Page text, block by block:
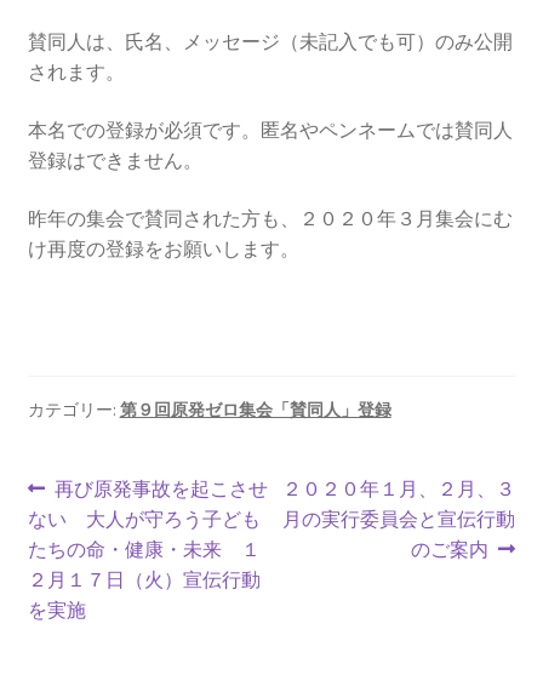
き 集会
2017.3.12 第6回原発ゼロへのカウントダウンinかわさ
き 集会
2018.3.11 第７回原発ゼロへのカウントダウンinかわ
さき集会
2023.3.12 第12回原発ゼロへのカウントダウンinかわ
2023.6.25（日）映画「原発をとめた裁判長 そして
原発をとめる農家たち」上映会を開催
2023.10.8 原発ゼロへのカウントダウンinかわさき
講演会開催
賛同人は、氏名、メッセージ（未記入でも可）のみ公開
されます。
本名での登録が必須です。匿名やペンネームでは賛同人
登録はできません。
昨年の集会で賛同された方も、２０２０年３月集会にむ
け再度の登録をお願いします。
カテゴリー: 第９回原発ゼロ集会「賛同人」登録
投
稿
ナ
ビ
前
の
投
稿:
再び原発事故を起こさせ
ない 大人が守ろう子ども
たちの命・健康・未来 １
２月１７日（火）宣伝行動
を実施
次
の
２０２０年１月、２月、３
月の実行委員会と宣伝行動
のご案内